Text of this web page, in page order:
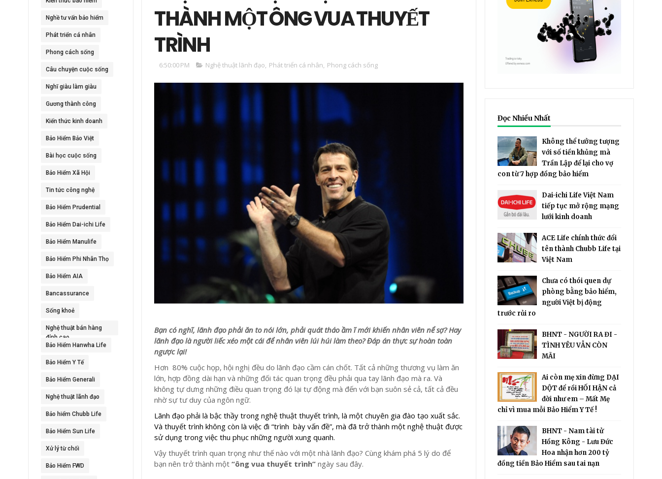
Nghề tư vấn bảo hiểm
Phát triển cá nhân
Phong cách sống
Câu chuyện cuộc sống
Nghĩ giàu làm giàu
Gương thành công
Kiến thức kinh doanh
Bảo Hiểm Bảo Việt
Bài học cuộc sống
Bảo Hiểm Xã Hội
Tin tức công nghệ
Bảo Hiểm Prudential
Bảo Hiểm Dai-ichi Life
Bảo Hiểm Manulife
Bảo Hiểm Phi Nhân Thọ
Bảo Hiểm AIA
Bancassurance
Sống khoẻ
Nghệ thuật bán hàng
đỉnh cao
Bảo Hiểm Hanwha Life
Bảo Hiểm Y Tế
Bảo Hiểm Generali
Nghệ thuật lãnh đạo
Bảo hiểm Chubb Life
Bảo Hiểm Sun Life
Xử lý từ chối
Bảo Hiểm FWD
THÀNH MỘT ÔNG VUA THUYẾT
TRÌNH
6:50:00 PM Nghệ thuật lãnh đạo, Phát triển cá nhân, Phong cách sống
Bạn có nghĩ, lãnh đạo phải ăn to nói lớn, phải quát tháo ầm ĩ mới khiến nhân viên nể sợ? Hay
lãnh đạo là người liếc xéo một cái để nhân viên lúi húi làm theo? Đáp án thực sự hoàn toàn
ngược lại!
Hơn 80% cuộc họp, hội nghị đều do lãnh đạo cầm cán chốt. Tất cả những thương vụ làm ăn
lớn, hợp đồng dài hạn và những đối tác quan trọng đều phải qua tay lãnh đạo mà ra. Và
không tự dưng những điều quan trọng đó lại tự động mà đến với bạn suôn sẻ cả, tất cả đều
nhờ sự tư duy của ngôn ngữ.
Lãnh đạo phải là bậc thầy trong nghệ thuật thuyết trình, là một chuyên gia đào tạo xuất sắc.
Và thuyết trình không còn là việc đi “trình bày vấn đề”, mà đã trở thành một nghệ thuật được
sử dụng trong việc thu phục những người xung quanh.
Vậy thuyết trình quan trọng như thế nào với một nhà lãnh đạo? Cùng khám phá 5 lý do để
bạn nên trở thành một“ông vua thuyết trình” ngày sau đây.
Đọc Nhiều Nhất
Không thể tưởng tượng
với số tiền khủng mà
Trần Lập để lại cho vợ
con từ 7 hợp đồng bảo hiểm
Dai-ichi Life Việt Nam
tiếp tục mở rộng mạng
lưới kinh doanh
ACE Life chính thức đổi
tên thành Chubb Life tại
Việt Nam
Chưa có thói quen dự
phòng bằng bảo hiểm,
người Việt bị động
trước rủi ro
BHNT - NGƯỜI RA ĐI -
TÌNH YÊU VẪN CÒN
MÃI
Ai còn mẹ xin đừng DẠI
DỘT để rồi HỐI HẬN cả
đời như em – Mất Mẹ
chỉ vì mua mỗi Bảo Hiểm Y Tế !
BHNT - Nam tài tử
Hồng Kông - Lưu Đức
Hoa nhận hơn 200 tỷ
đồng tiền Bảo Hiểm sau tai nạn